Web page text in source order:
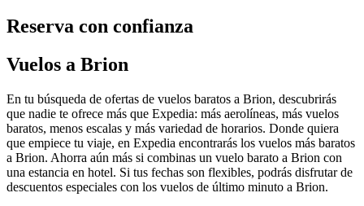
Reserva con confianza
Vuelos a Brion
En tu búsqueda de ofertas de vuelos baratos a Brion, descubrirás
que nadie te ofrece más que Expedia: más aerolíneas, más vuelos
baratos, menos escalas y más variedad de horarios. Donde quiera
que empiece tu viaje, en Expedia encontrarás los vuelos más baratos
a Brion. Ahorra aún más si combinas un vuelo barato a Brion con
una estancia en hotel. Si tus fechas son flexibles, podrás disfrutar de
descuentos especiales con los vuelos de último minuto a Brion.